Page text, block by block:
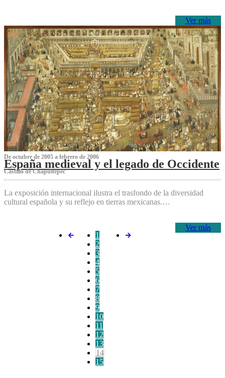
Ver más
De octubre de 2005 a febrero de 2006
España medieval y el legado de Occidente
Castillo de Chapultepec
La exposición internacional ilustra el trasfondo de la diversidad
cultural española y su reflejo en tierras mexicanas.…
Ver más
1
2
3
4
5
6
7
8
9
10
11
12
13
14
15